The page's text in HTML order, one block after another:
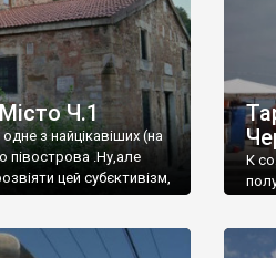
Ч.1
з найцікавіших (на
півострова .Ну,але
цей субєктивізм,
К